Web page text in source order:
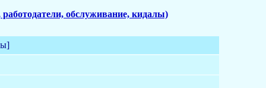
обслуживание, кидалы)